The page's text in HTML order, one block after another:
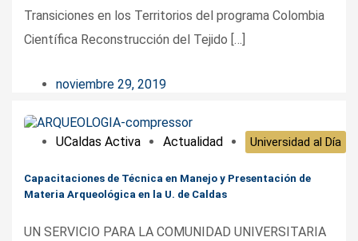
Transiciones en los Territorios del programa Colombia
Científica Reconstrucción del Tejido […]
noviembre 29, 2019
UCaldas Activa Actualidad Universidad al Día
Capacitaciones de Técnica en Manejo y Presentación de
Materia Arqueológica en la U. de Caldas
UN SERVICIO PARA LA COMUNIDAD UNIVERSITARIA